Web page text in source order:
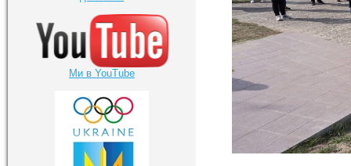
Ми в YouTube